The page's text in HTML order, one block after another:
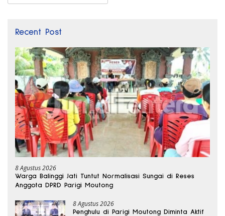
Recent Post
8 Agustus 2026
Warga Balinggi Jati Tuntut Normalisasi Sungai di Reses
Anggota DPRD Parigi Moutong
8 Agustus 2026
Penghulu di Parigi Moutong Diminta Aktif